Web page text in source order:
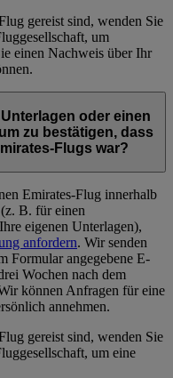
gereist sind, wenden Sie
um
einen Nachweis über Ihr
oder einen
zu bestätigen, dass
Flugs war?
Emirates-Flug innerhalb
B. für einen
eigenen Unterlagen),
anfordern. Wir senden
Formular angegebene E-
Wochen nach dem
können Anfragen für eine
annehmen.
gereist sind, wenden Sie
um eine